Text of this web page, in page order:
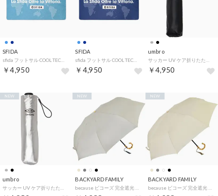
SFIDA
￥4,950
SFIDA
￥4,950
umbro
￥4,950
umbro
サッカー UV ケア折りたたみ式アンブレラ 晴雨兼用 UF6SAZ10U （SV シルバー）
NEW
BACKYARD FAMILY
because ビコーズ 完全遮光 晴雨兼用 8フレーム折りたたみ傘 （グレー）
NEW
BACKYARD FAMILY
because ビコーズ 完全遮光 晴雨兼用 8フレーム折りたたみ傘 （ベージュ）
NEW